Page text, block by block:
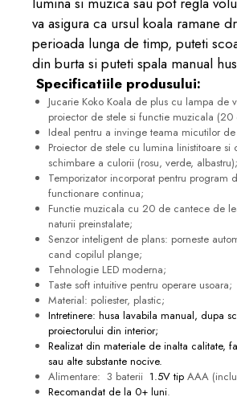
va asigura ca ursul koala ramane
perioada lunga de timp, puteti
din burta si puteti spala manual
Specificatiile produsului:
Jucarie Koko Koala de plus cu lampa de
proiector de stele si functie muzicala
Ideal pentru a invinge teama micutilor
Proiector de stele cu lumina linistitoare si
schimbare a culorii (rosu, verde, albastru);
Temporizator incorporat pentru program
functionare continua;
Functie muzicala cu 20 de cantece de
naturii preinstalate;
Senzor inteligent de plans: porneste
cand copilul plange;
Tehnologie LED moderna;
Taste soft intuitive pentru operare usoara;
Material: poliester, plastic;
Intretinere: husa lavabila manual, dupa
proiectorului din interior;
Realizat din materiale de inalta calitate,
sau alte substante nocive.
Alimentare: 3 baterii 1.5V tip AAA
Recomandat de la 0+ luni.